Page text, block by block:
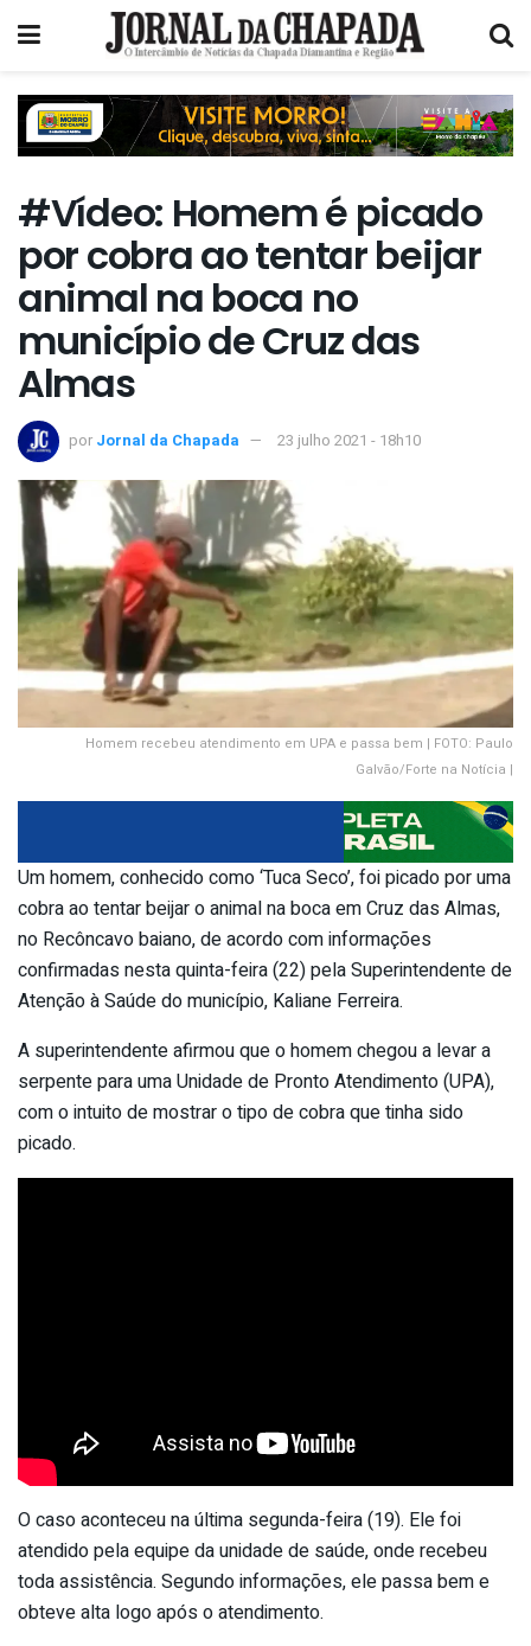
#Vídeo: Homem é picado
por cobra ao tentar beijar
animal na boca no
município de Cruz das
Almas
por Jornal da Chapada 23 julho 2021 - 18h10
Homem recebeu atendimento em UPA e passa bem | FOTO: Paulo
Galvão/Forte na Notícia |
Um homem, conhecido como ‘Tuca Seco’, foi picado por uma
cobra ao tentar beijar o animal na boca em Cruz das Almas,
no Recôncavo baiano, de acordo com informações
confirmadas nesta quinta-feira (22) pela Superintendente de
Atenção à Saúde do município, Kaliane Ferreira.
A superintendente afirmou que o homem chegou a levar a
serpente para uma Unidade de Pronto Atendimento (UPA),
com o intuito de mostrar o tipo de cobra que tinha sido
picado.
O caso aconteceu na última segunda-feira (19). Ele foi
atendido pela equipe da unidade de saúde, onde recebeu
toda assistência. Segundo informações, ele passa bem e
obteve alta logo após o atendimento.